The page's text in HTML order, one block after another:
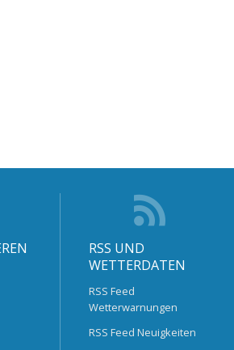
RSS UND
WETTERDATEN
RSS Feed
Wetterwarnungen
RSS Feed Neuigkeiten